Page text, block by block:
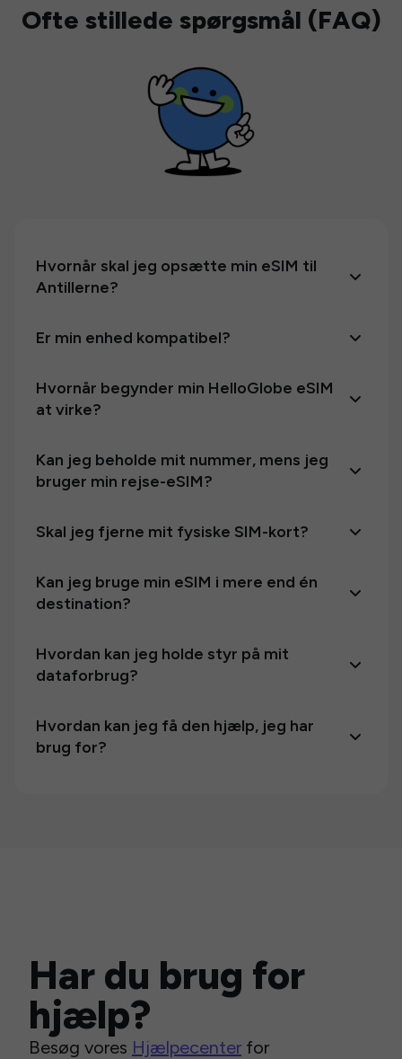
Ofte stillede spørgsmål (FAQ)
Hvornår skal jeg opsætte min eSIM til
Antillerne?
Er min enhed kompatibel?
Hvornår begynder min HelloGlobe eSIM
at virke?
Kan jeg beholde mit nummer, mens jeg
bruger min rejse-eSIM?
Skal jeg fjerne mit fysiske SIM-kort?
Kan jeg bruge min eSIM i mere end én
destination?
Hvordan kan jeg holde styr på mit
dataforbrug?
Hvordan kan jeg få den hjælp, jeg har
brug for?
Har du brug for
hjælp?
Besøg vores Hjælpecenter for